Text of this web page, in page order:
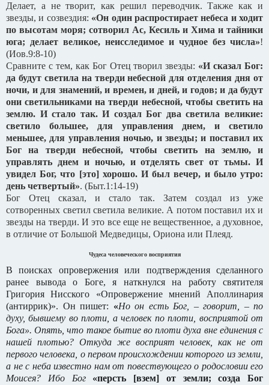
Делает, а не творит, как решил переводчик. Также как и
звезды, и созвездия: «Он один распростирает небеса и ходит
по высотам моря; сотворил Ас, Кесиль и Хима и тайники
юга; делает великое, неисследимое и чудное без числа»!
(Иов.9:8-10)
Сравните с тем, как Бог Отец творил звезды: «И сказал Бог:
да будут светила на тверди небесной для отделения дня от
ночи, и для знамений, и времен, и дней, и годов; и да будут
они светильниками на тверди небесной, чтобы светить на
землю. И стало так. И создал Бог два светила великие:
светило большее, для управления днем, и светило
меньшее, для управления ночью, и звезды; и поставил их
Бог на тверди небесной, чтобы светить на землю, и
управлять днем и ночью, и отделять свет от тьмы. И
увидел Бог, что [это] хорошо. И был вечер, и было утро:
день четвертый». (Быт.1:14-19)
Бог Отец сказал, и стало так. Затем создал из уже
сотворенных светил светила великие. А потом поставил их и
звезды на тверди. И это все еще не вещественное, а духовное,
в отличие от Большой Медведицы, Ориона или Плеяд.
Чудеса человеческого восприятия
В поисках опровержения или подтверждения сделанного
ранее вывода о Боге, я наткнулся на работу святителя
Григория Нисского «Опровержение мнений Аполлинария
(антиррик)». Он пишет: «Но он есть Бог, – говорит, – по
духу, бывшему во плоти, а человек по плоти, восприятой от
Бога». Опять, что такое бытие во плоти духа вне единения с
нашей плотью? Откуда же восприят человек, как не от
первого человека, о первом происхождении которого из земли,
а не с неба известно нам от повествующего о родословии его
Моисея? Ибо Бог «персть [взем] от земли; созда Бог